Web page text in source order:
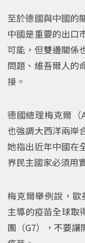
至於德國與中國的
中國是重要的出口
可能，但雙邊關係
問題、維吾爾人的
接。
德國總理梅克爾（
也強調大西洋兩岸
她指出近年中國在
界民主國家必須用
梅克爾舉例說，歐
主導的疫苗全球取
團（G7），不要